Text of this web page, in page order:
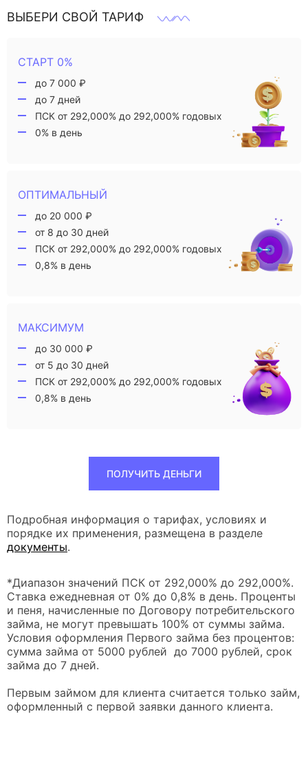
ВЫБЕРИ СВОЙ ТАРИФ
СТАРТ 0%
до 7 000 ₽
до 7 дней
ПСК от 292,000% до 292,000% годовых
0% в день
ОПТИМАЛЬНЫЙ
до 20 000 ₽
от 8 до 30 дней
ПСК от 292,000% до 292,000% годовых
0,8% в день
МАКСИМУМ
до 30 000 ₽
от 5 до 30 дней
ПСК от 292,000% до 292,000% годовых
0,8% в день
ПОЛУЧИТЬ ДЕНЬГИ
Подробная информация о тарифах, условиях и
порядке их применения, размещена в разделе
документы.
*Диапазон значений ПСК от 292,000% до 292,000%.
Ставка ежедневная от 0% до 0,8% в день. Проценты
и пеня, начисленные по Договору потребительского
займа, не могут превышать 100% от суммы займа.
Условия оформления Первого займа без процентов:
сумма займа от 5000 рублей до 7000 рублей, срок
займа до 7 дней.
Первым займом для клиента считается только займ,
оформленный с первой заявки данного клиента.